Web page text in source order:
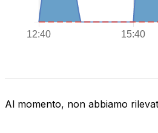
Al momento, non abbiamo